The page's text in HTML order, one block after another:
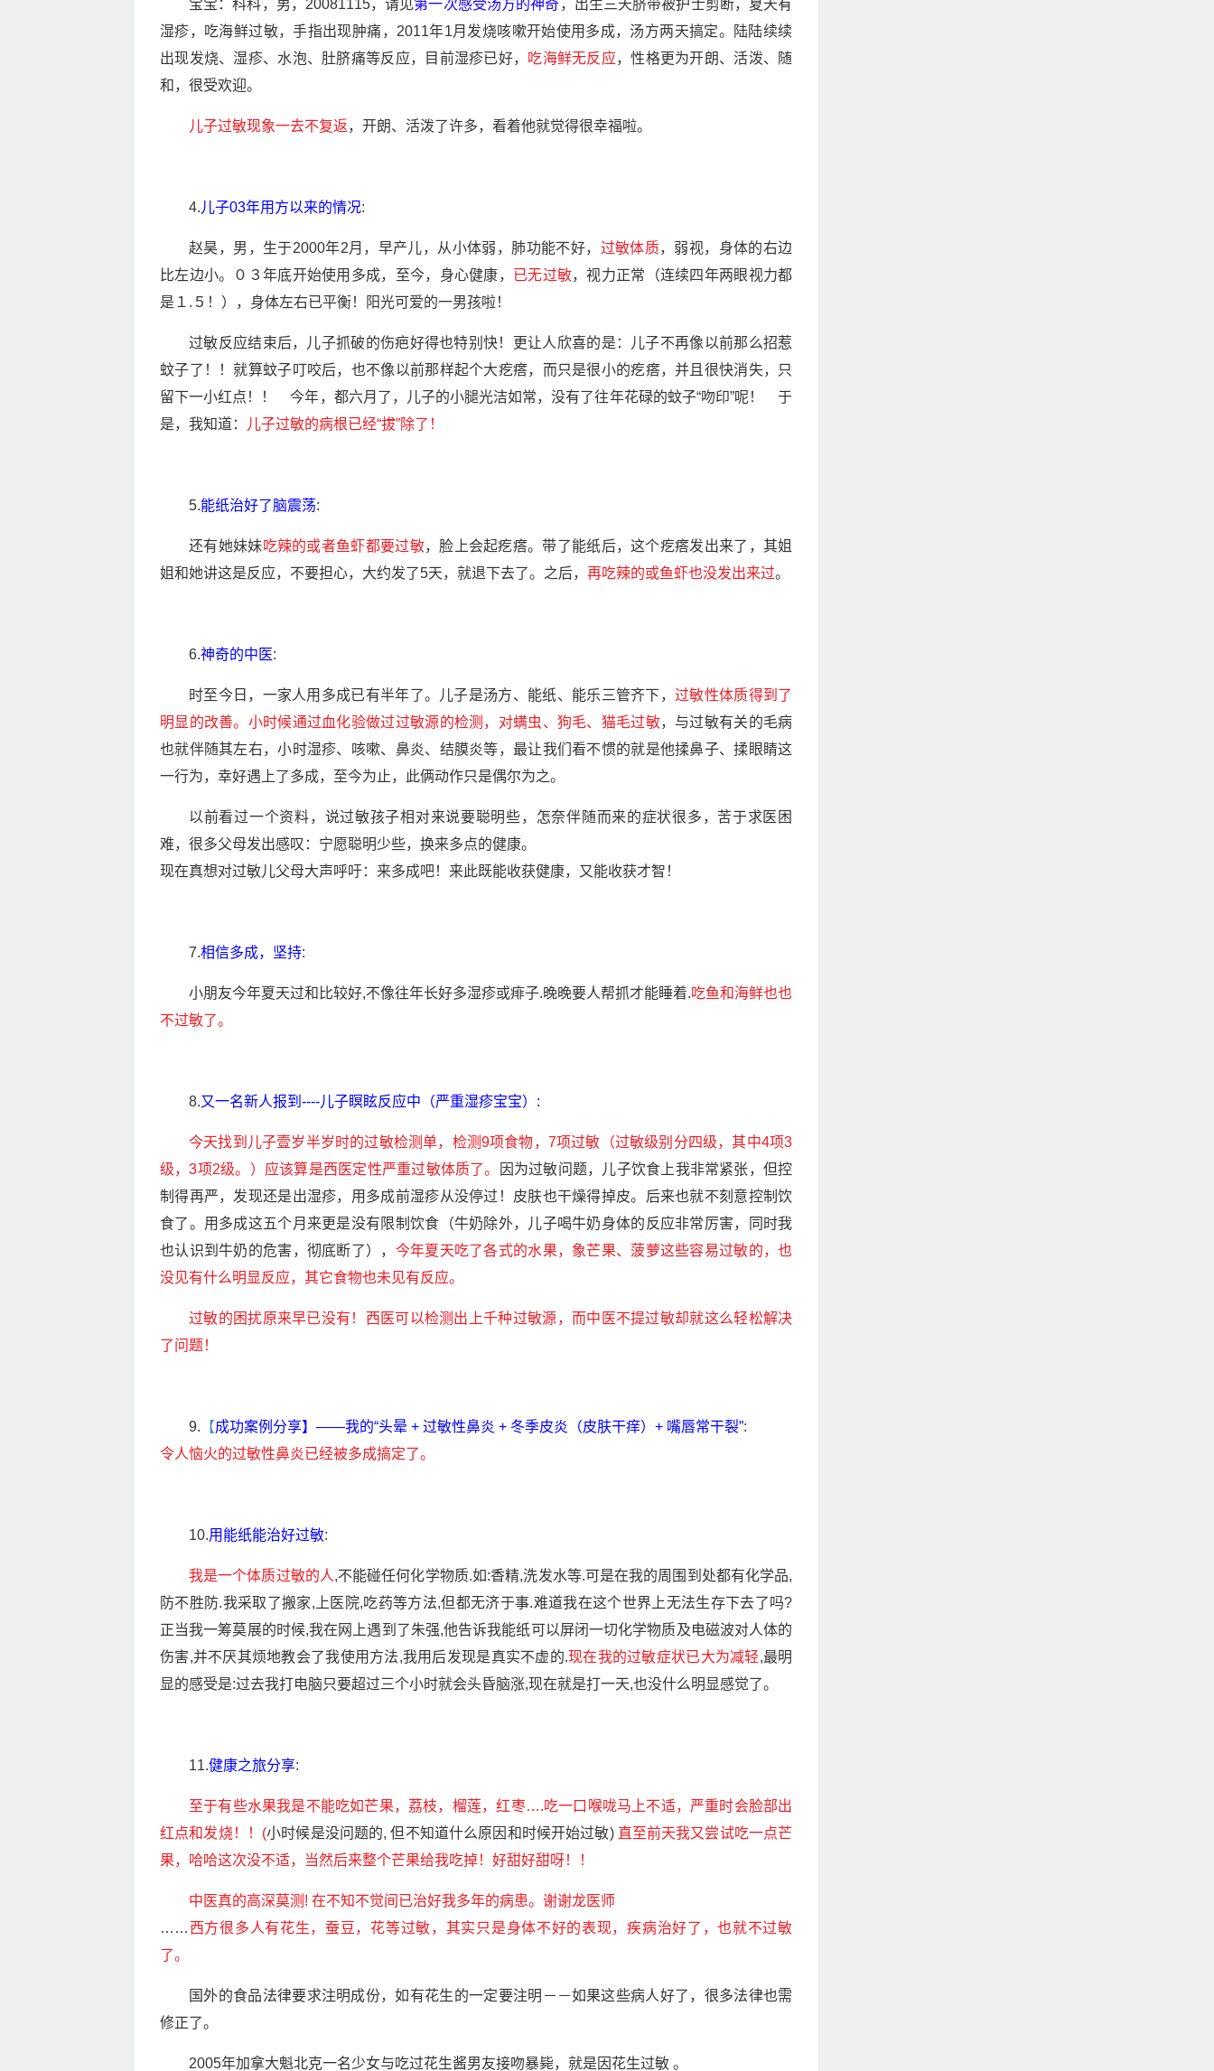
宝宝：科科，男，20081115，请见第一次感受汤方的神奇，出生三天脐带被护士剪断，夏天有
湿疹，吃海鲜过敏，手指出现肿痛，2011年1月发烧咳嗽开始使用多成，汤方两天搞定。陆陆续续
出现发烧、湿疹、水泡、肚脐痛等反应，目前湿疹已好，
吃海鲜无反应，性格更为开朗、活泼、随
和，很受欢迎。
儿子过敏现象一去不复返，开朗、活泼了许多，看着他就觉得很幸福啦。
4.儿子03年用方以来的情况:
赵昊，男，生于2000年2月，早产儿，从小体弱，肺功能不好， 过敏体质，弱视，身体的右边
比左边小。０３年底开始使用多成，至今，身心健康， 已无过敏，视力正常（连续四年两眼视力都
是１.５！），身体左右已平衡！阳光可爱的一男孩啦！
过敏反应结束后，儿子抓破的伤疤好得也特别快！更让人欣喜的是：儿子不再像以前那么招惹
蚊子了！！就算蚊子叮咬后，也不像以前那样起个大疙瘩，而只是很小的疙瘩，并且很快消失，只
留下一小红点！！ 今年，都六月了，儿子的小腿光洁如常，没有了往年花碌的蚊子“吻印”呢！ 于
是，我知道：
儿子过敏的病根已经“拔”除了！
5.能纸治好了脑震荡:
还有她妹妹吃辣的或者鱼虾都要过敏，脸上会起疙瘩。带了能纸后，这个疙瘩发出来了，其姐
姐和她讲这是反应，不要担心，大约发了5天，就退下去了。之后， 再吃辣的或鱼虾也没发出来过。
6.神奇的中医:
时至今日，一家人用多成已有半年了。儿子是汤方、能纸、能乐三管齐下，过敏性体质得到了
明显的改善。小时候通过血化验做过过敏源的检测，对螨虫、狗毛、猫毛过敏，与过敏有关的毛病
也就伴随其左右，小时湿疹、咳嗽、鼻炎、结膜炎等，最让我们看不惯的就是他揉鼻子、揉眼睛这
一行为，幸好遇上了多成，至今为止，此俩动作只是偶尔为之。
以前看过一个资料，说过敏孩子相对来说要聪明些，怎奈伴随而来的症状很多，苦于求医困
难，很多父母发出感叹：宁愿聪明少些，换来多点的健康。
现在真想对过敏儿父母大声呼吁：来多成吧！来此既能收获健康，又能收获才智！
7.相信多成，坚持:
小朋友今年夏天过和比较好,不像往年长好多湿疹或痱子.晚晚要人帮抓才能睡着.吃鱼和海鲜也也
不过敏了。
8.又一名新人报到----儿子瞑眩反应中（严重湿疹宝宝） :
今天找到儿子壹岁半岁时的过敏检测单，检测9项食物，7项过敏（过敏级别分四级，其中4项3
级，3项2级。）应该算是西医定性严重过敏体质了。
因为过敏问题，儿子饮食上我非常紧张，但控
制得再严，发现还是出湿疹，用多成前湿疹从没停过！皮肤也干燥得掉皮。后来也就不刻意控制饮
食了。用多成这五个月来更是没有限制饮食（牛奶除外，儿子喝牛奶身体的反应非常厉害，同时我
也认识到牛奶的危害，彻底断了）， 今年夏天吃了各式的水果，象芒果、菠萝这些容易过敏的，也
没见有什么明显反应，其它食物也未见有反应。
过敏的困扰原来早已没有！西医可以检测出上千种过敏源，而中医不提过敏却就这么轻松解决
了问题！
9. 【成功案例分享】——我的“头晕 + 过敏性鼻炎 + 冬季皮炎（皮肤干痒）+ 嘴唇常干裂”:
令人恼火的过敏性鼻炎已经被多成搞定了。
10.用能纸能治好过敏:
我是一个体质过敏的人,不能碰任何化学物质.如:香精,洗发水等.可是在我的周围到处都有化学品,
防不胜防.我采取了搬家,上医院,吃药等方法,但都无济于事.难道我在这个世界上无法生存下去了吗?
正当我一筹莫展的时候,我在网上遇到了朱强,他告诉我能纸可以屏闭一切化学物质及电磁波对人体的
伤害,并不厌其烦地教会了我使用方法,我用后发现是真实不虚的.现在我的过敏症状已大为减轻,最明
显的感受是:过去我打电脑只要超过三个小时就会头昏脑涨,现在就是打一天,也没什么明显感觉了。
11.健康之旅分享:
至于有些水果我是不能吃如芒果，荔枝，榴莲，红枣….吃一口喉咙马上不适，严重时会脸部出
红点和发烧！！(小时候是没问题的, 但不知道什么原因和时候开始过敏) 直至前天我又尝试吃一点芒
果，哈哈这次没不适，当然后来整个芒果给我吃掉！好甜好甜呀！！
中医真的高深莫测! 在不知不觉间已治好我多年的病患。谢谢龙医师
…… 西方很多人有花生，蚕豆，花等过敏，其实只是身体不好的表现，疾病治好了，也就不过敏
了。
国外的食品法律要求注明成份，如有花生的一定要注明－－如果这些病人好了，很多法律也需
修正了。
2005年加拿大魁北克一名少女与吃过花生酱男友接吻暴毙，就是因花生过敏 。